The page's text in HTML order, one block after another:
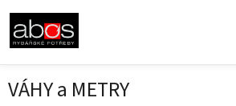
content
VÁHY a METRY